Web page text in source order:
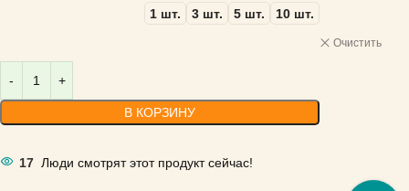
1 шт. 3 шт. 5 шт. 10 шт.
Очистить
В КОРЗИНУ
17 Люди смотрят этот продукт сейчас!